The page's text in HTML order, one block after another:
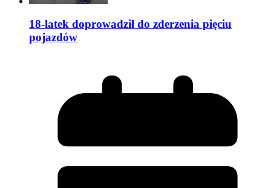
18-latek doprowadził do zderzenia pięciu
pojazdów